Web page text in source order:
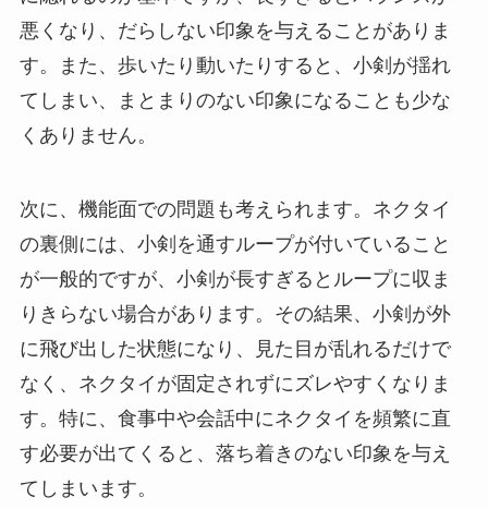
悪くなり、だらしない印象を与えることがありま
す。また、歩いたり動いたりすると、小剣が揺れ
てしまい、まとまりのない印象になることも少な
くありません。
次に、機能面での問題も考えられます。ネクタイ
の裏側には、小剣を通すループが付いていること
が一般的ですが、小剣が長すぎるとループに収ま
りきらない場合があります。その結果、小剣が外
に飛び出した状態になり、見た目が乱れるだけで
なく、ネクタイが固定されずにズレやすくなりま
す。特に、食事中や会話中にネクタイを頻繁に直
す必要が出てくると、落ち着きのない印象を与え
てしまいます。